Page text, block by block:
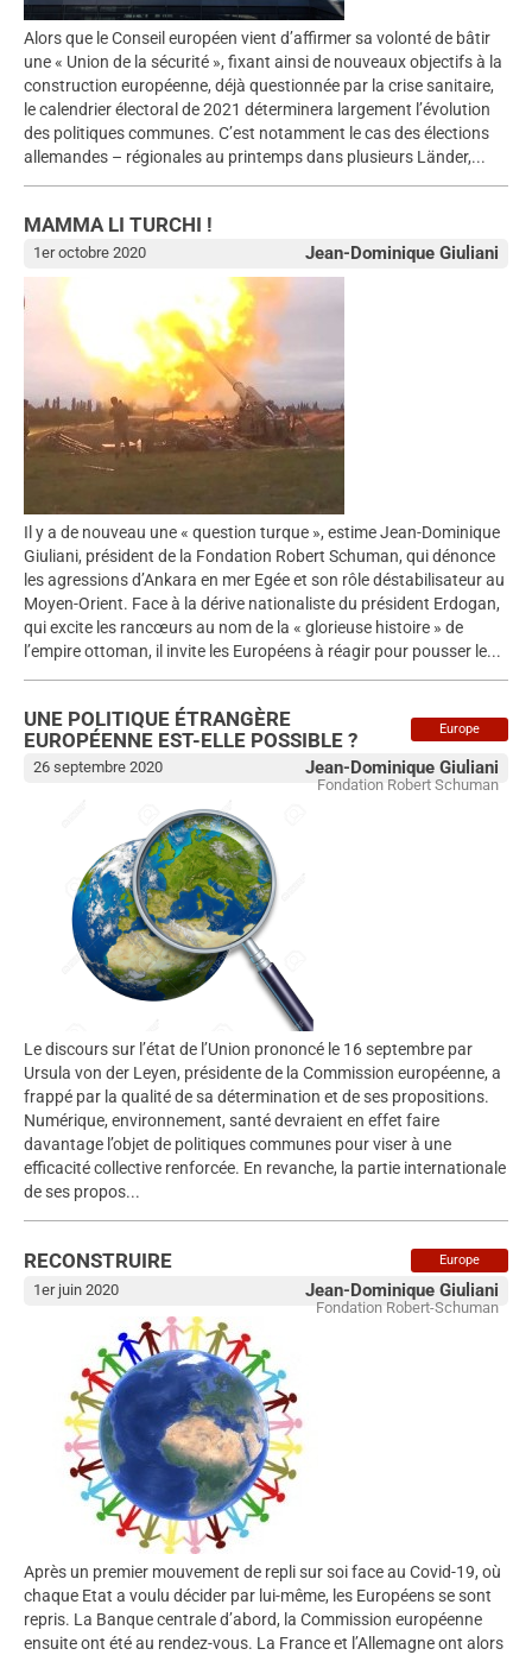
Alors que le Conseil européen vient d’affirmer sa volonté de bâtir
une « Union de la sécurité », fixant ainsi de nouveaux objectifs à la
construction européenne, déjà questionnée par la crise sanitaire,
le calendrier électoral de 2021 déterminera largement l’évolution
des politiques communes. C’est notamment le cas des élections
allemandes – régionales au printemps dans plusieurs Länder,...
MAMMA LI TURCHI !
Jean-Dominique Giuliani
1er octobre 2020
Il y a de nouveau une « question turque », estime Jean-Dominique
Giuliani, président de la Fondation Robert Schuman, qui dénonce
les agressions d’Ankara en mer Egée et son rôle déstabilisateur au
Moyen-Orient. Face à la dérive nationaliste du président Erdogan,
qui excite les rancœurs au nom de la « glorieuse histoire » de
l’empire ottoman, il invite les Européens à réagir pour pousser le...
Europe
UNE POLITIQUE ÉTRANGÈRE
EUROPÉENNE EST-ELLE POSSIBLE ?
Jean-Dominique Giuliani
Fondation Robert Schuman
26 septembre 2020
Le discours sur l’état de l’Union prononcé le 16 septembre par
Ursula von der Leyen, présidente de la Commission européenne, a
frappé par la qualité de sa détermination et de ses propositions.
Numérique, environnement, santé devraient en effet faire
davantage l’objet de politiques communes pour viser à une
efficacité collective renforcée. En revanche, la partie internationale
de ses propos...
Europe
RECONSTRUIRE
Jean-Dominique Giuliani
Fondation Robert-Schuman
1er juin 2020
Après un premier mouvement de repli sur soi face au Covid-19, où
chaque Etat a voulu décider par lui-même, les Européens se sont
repris. La Banque centrale d’abord, la Commission européenne
ensuite ont été au rendez-vous. La France et l’Allemagne ont alors